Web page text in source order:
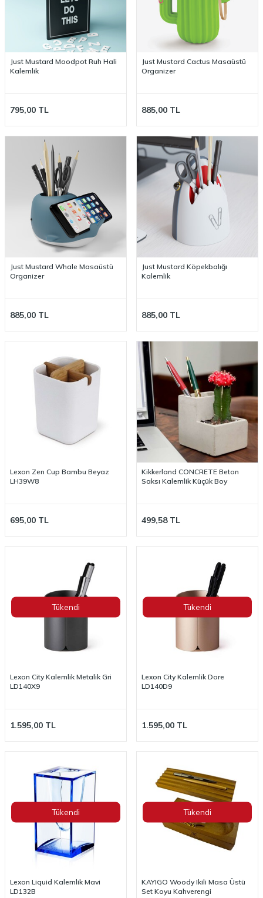
Just Mustard Moodpot Ruh Hali
Kalemlik
795,00 TL
Just Mustard Cactus Masaüstü
Organizer
885,00 TL
Just Mustard Whale Masaüstü
Organizer
885,00 TL
Just Mustard Köpekbalığı
Kalemlik
885,00 TL
Lexon Zen Cup Bambu Beyaz
LH39W8
695,00 TL
Kikkerland CONCRETE Beton
Saksı Kalemlik Küçük Boy
499,58TL
Tükendi
Lexon City Kalemlik Metalik Gri
LD140X9
1.595,00 TL
Tükendi
Lexon City Kalemlik Dore
LD140D9
1.595,00 TL
Tükendi
Lexon Liquid Kalemlik Mavi
LD132B
Tükendi
KAYIGO Woody Ikili Masa Üstü
Set Koyu Kahverengi